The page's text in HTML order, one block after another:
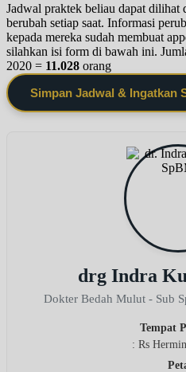
Jadwal praktek beliau dapat
berubah setiap saat. Informasi
kepada mereka sudah membuat
silahkan isi form di bawah ini.
2020 = 11.028 orang
Simpan Jadwal & Ingatkan
drg Indra
Dokter Bedah Mulut - Sub
Tempat
: Rs